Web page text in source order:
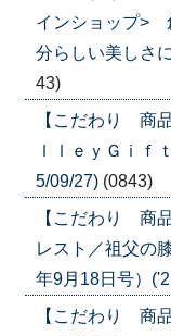
インショップ>
分らしい美しさ
43)
【こだわり 商
ｌｌｅｙＧｉｆ
5/09/27) (0843)
【こだわり 商
レスト／祖父の
年9月18日号）
【こだわり 商